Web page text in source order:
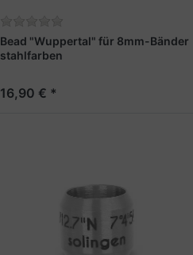
Bead "Wuppertal" für 8mm-Bänder
stahlfarben
16,90 € *